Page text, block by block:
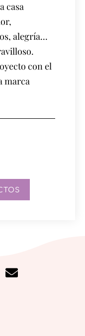
casa
alegría...
con el
marca